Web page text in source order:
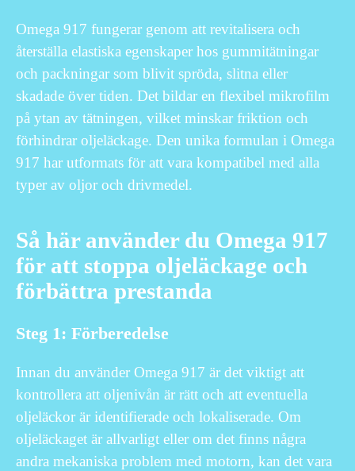
Omega 917 fungerar genom att revitalisera och
återställa elastiska egenskaper hos gummitätningar
och packningar som blivit spröda, slitna eller
skadade över tiden. Det bildar en flexibel mikrofilm
på ytan av tätningen, vilket minskar friktion och
förhindrar oljeläckage. Den unika formulan i Omega
917 har utformats för att vara kompatibel med alla
typer av oljor och drivmedel.
Så här använder du Omega 917
för att stoppa oljeläckage och
förbättra prestanda
Steg 1: Förberedelse
Innan du använder Omega 917 är det viktigt att
kontrollera att oljenivån är rätt och att eventuella
oljeläckor är identifierade och lokaliserade. Om
oljeläckaget är allvarligt eller om det finns några
andra mekaniska problem med motorn, kan det vara